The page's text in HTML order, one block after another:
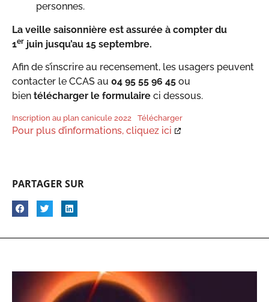
personnes.
La veille saisonnière est assurée à compter du
1er juin jusqu’au 15 septembre.
Afin de s’inscrire au recensement, les usagers peuvent
contacter le CCAS au 04 95 55 96 45 ou
bien télécharger le formulaire ci dessous.
Inscription au plan canicule 2022 Télécharger
Pour plus d’informations, cliquez ici
PARTAGER SUR